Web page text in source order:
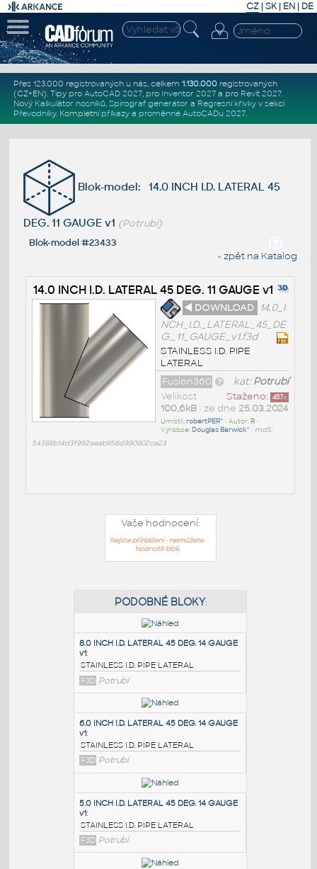
CZ | SK| EN | DE
Přes 123.000 registrovaných u nás, celkem 1.130.000registrovaných
(CZ+EN). Tipy pro AutoCAD 2027, pro Inventor 2027a pro Revit 2027.
Nový Kalkulátor nosníků, Spirograf generátor a Regresní křivkyv sekci
Převodníky. Kompletní příkazya proměnné AutoCADu 2027.
Blok-model: 14.0 INCH I.D. LATERAL 45
DEG. 11 GAUGE v1 (Potrubí)
Blok-model #23433
« zpět na Katalog
14.0 INCH I.D. LATERAL 45 DEG. 11 GAUGE v1
◄ DOWNLOAD
14.0_I
NCH_I.D._LATERAL_45_DE
G._11_GAUGE_v1.f3d
STAINLESS I.D. PIPE
LATERAL
kat:Potrubí
Fusion360
Staženo: 457x
Velikost
100,6kB• ze dne 25.03.2024
Umístil:robertPER^ • Autor: R•
Výrobce: Douglas Barwick^ • md5:
54388b14d3f992aeab958d990902ce23
Vaše hodnocení:
Nejste přihlášeni - nemůžete
hodnotit blok
PODOBNÉ BLOKY
8.0 INCH I.D. LATERAL 45 DEG. 14 GAUGE
v1
STAINLESS I.D. PIPE LATERAL
F3D Potrubí
6.0 INCH I.D. LATERAL 45 DEG. 14 GAUGE